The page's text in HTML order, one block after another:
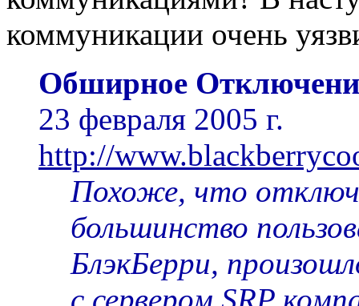
коммуникации очень
Обширное
23 февраля 2005 г.
http://
Похоже, что
большинство
БлэкБерри,
с сервером SRP